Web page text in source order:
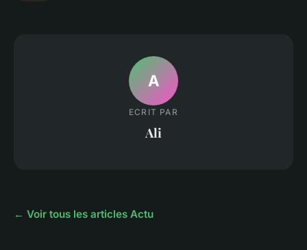
A
ECRIT PAR
Ali
← Voir tous les articles Actu